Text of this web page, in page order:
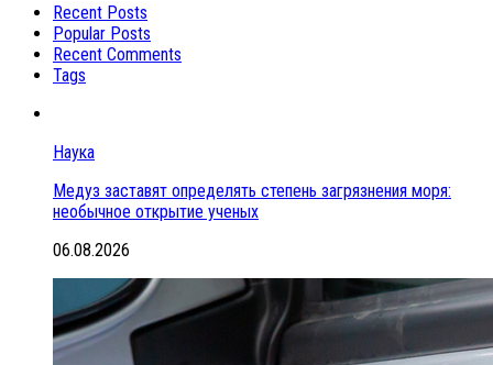
Recent Posts
Popular Posts
Recent Comments
Tags
Наука
Медуз заставят определять степень загрязнения моря:
необычное открытие ученых
06.08.2026